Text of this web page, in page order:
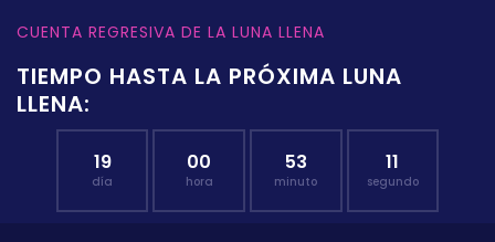
CUENTA REGRESIVA DE LA LUNA LLENA
TIEMPO HASTA LA PRÓXIMA LUNA
LLENA:
19
día
00
hora
53
minuto
10
segundo